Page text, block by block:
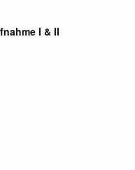
I & II